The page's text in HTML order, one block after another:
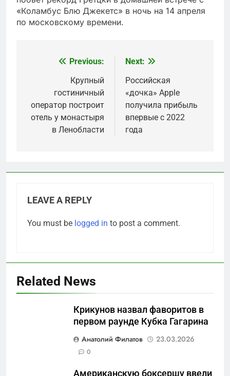
«Коламбус Блю Джекетс» в ночь на 14 апреля
по московскому времени.
navigation
Previous:
Крупный
гостиничный
оператор построит
отель у монастыря
в Ленобласти
Next:
Российская
«дочка» Apple
получила прибыль
впервые с 2022
года
LEAVE A REPLY
You must be logged in to post a comment.
Related News
Крикунов назвал фаворитов в
первом раунде Кубка Гагарина
Анатолий Филатов
23.03.2026
0
Американскую боксершу ввели
Что происходит в
военные изымают спирт «для